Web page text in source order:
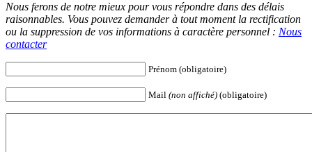
Nous ferons de notre mieux pour vous répondre dans des délais
raisonnables. Vous pouvez demander à tout moment la rectification
ou la suppression de vos informations à caractère personnel : Nous
contacter
Prénom (obligatoire)
Mail (non affiché) (obligatoire)